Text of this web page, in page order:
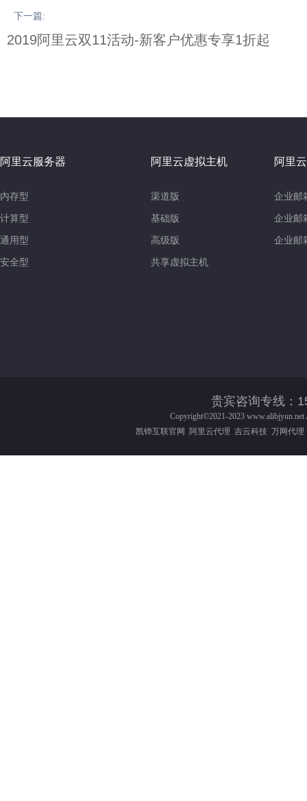
下一篇:
2019阿里云双11活动-新客户优惠专享1折起
阿里云服务器
内存型
计算型
通用型
安全型
阿里云虚拟主机
渠道版
基础版
高级版
共享虚拟主机
阿里
企业邮
企业邮
企业邮
贵宾咨询专线：158-
Copyright©2021-2023 www.alibjyun.net
凯铧互联官网
阿里云代理 吉云科技 万网代理